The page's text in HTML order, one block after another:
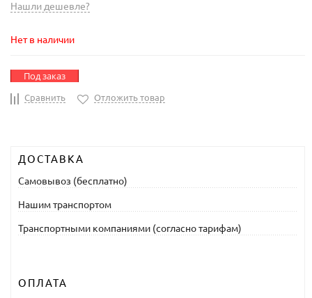
Нашли дешевле?
Нет в наличии
Под заказ
Сравнить Отложить товар
ДОСТАВКА
Самовывоз (бесплатно)
Нашим транспортом
Транспортными компаниями (согласно тарифам)
ОПЛАТА